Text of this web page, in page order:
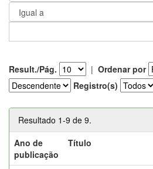
Result./Pág. | Ordenar por
Registro(s)
Resultado 1-9 de 9.
Ano de
publicação
Título